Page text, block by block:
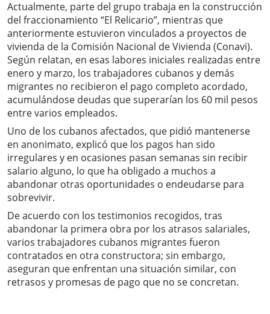
Actualmente, parte del grupo trabaja en la construcción
del fraccionamiento “El Relicario”, mientras que
anteriormente estuvieron vinculados a proyectos de
vivienda de la Comisión Nacional de Vivienda (Conavi).
Según relatan, en esas labores iniciales realizadas entre
enero y marzo, los trabajadores cubanos y demás
migrantes no recibieron el pago completo acordado,
acumulándose deudas que superarían los 60 mil pesos
entre varios empleados.
Uno de los cubanos afectados, que pidió mantenerse
en anonimato, explicó que los pagos han sido
irregulares y en ocasiones pasan semanas sin recibir
salario alguno, lo que ha obligado a muchos a
abandonar otras oportunidades o endeudarse para
sobrevivir.
De acuerdo con los testimonios recogidos, tras
abandonar la primera obra por los atrasos salariales,
varios trabajadores cubanos migrantes fueron
contratados en otra constructora; sin embargo,
aseguran que enfrentan una situación similar, con
retrasos y promesas de pago que no se concretan.